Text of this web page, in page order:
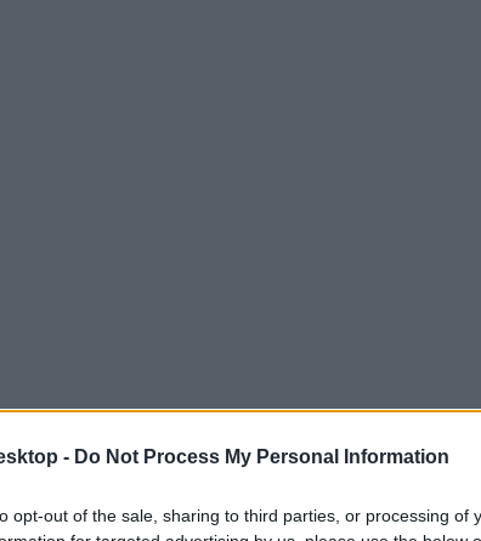
- Do Not Process My Personal Information
opt-out of the sale, sharing to third parties, or processing of